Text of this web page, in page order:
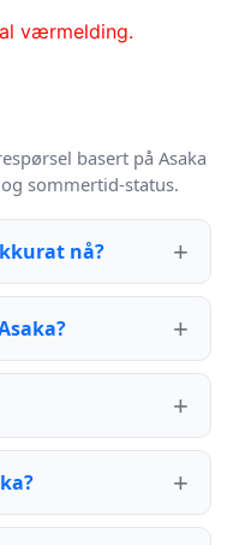
værmelding.
basert på Asaka
sommertid-status.
nå?